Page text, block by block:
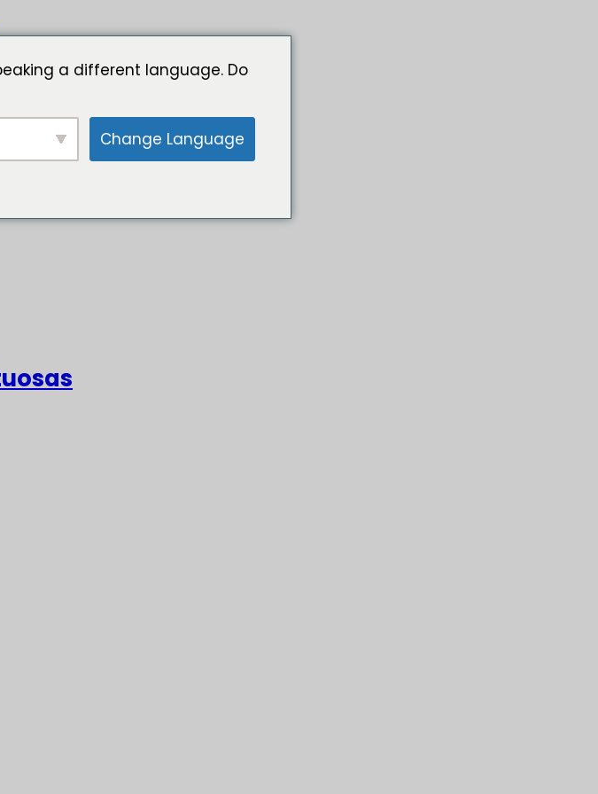
a different language. Do
Change Language